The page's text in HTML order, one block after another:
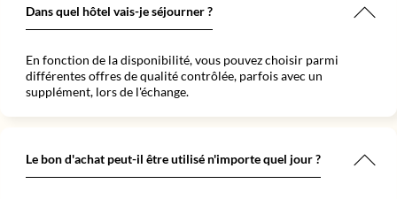
Dans quel hôtel vais-je séjourner ?
En fonction de la disponibilité, vous pouvez choisir parmi
différentes offres de qualité contrôlée, parfois avec un
supplément, lors de l'échange.
Le bon d'achat peut-il être utilisé n'importe quel jour ?